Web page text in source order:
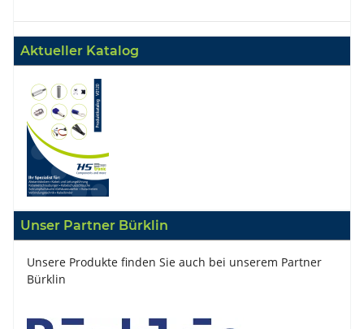
Aktueller Katalog
Unser Partner Bürklin
Unsere Produkte finden Sie auch bei unserem Partner
Bürklin